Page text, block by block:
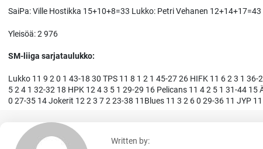
SaiPa: Ville Hostikka 15+10+8=33 Lukko: Petri Vehanen 12+14+17=43
Yleisöä: 2 976
SM-liiga sarjataulukko:
Lukko 11 9 2 0 1 43-18 30 TPS 11 8 1 2 1 45-27 26 HIFK 11 6 2 3 1
5 2 4 1 32-32 18 HPK 12 4 3 5 1 29-29 16 Pelicans 11 4 2 5 1 31-44
0 27-35 14 Jokerit 12 2 3 7 2 23-38 11Blues 11 3 2 6 0 29-36 11 JYP
Written by: